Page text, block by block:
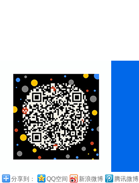
分享到： QQ空间 新浪微博 腾讯微博